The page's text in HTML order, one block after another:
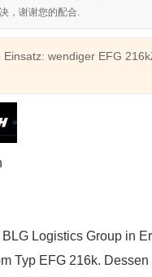
，谢谢您的配合.
wendiger EFG
Logistics Group in
Typ EFG 216k.